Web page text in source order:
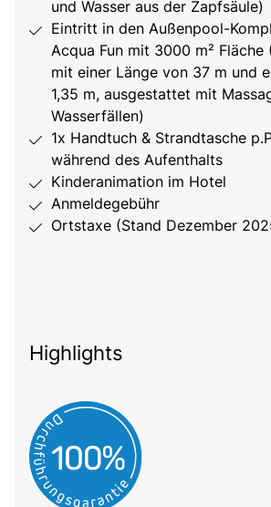
und Wasser aus der Zapfsäule)
Eintritt in den Außenpool-
Acqua Fun mit 3000 m² Fläche
mit einer Länge von 37 m und
1,35 m, ausgestattet mit
Wasserfällen)
1x Handtuch & Strandtasche
während des Aufenthalts
Kinderanimation im Hotel
Anmeldegebühr
Ortstaxe (Stand Dezember
Highlights